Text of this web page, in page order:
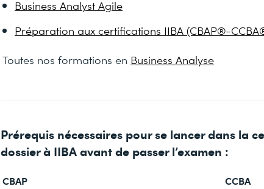
Business Analyst Agile
Préparation aux certifications IIBA (CBAP®-
Toutes nos formations en Business Analyse
Prérequis nécessaires pour se lancer dans la
dossier à IIBA avant de passer l’examen :
CBAP CCBA